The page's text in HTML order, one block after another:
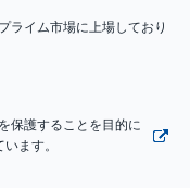
ライム市場に上場しており
保護することを目的に
ます。